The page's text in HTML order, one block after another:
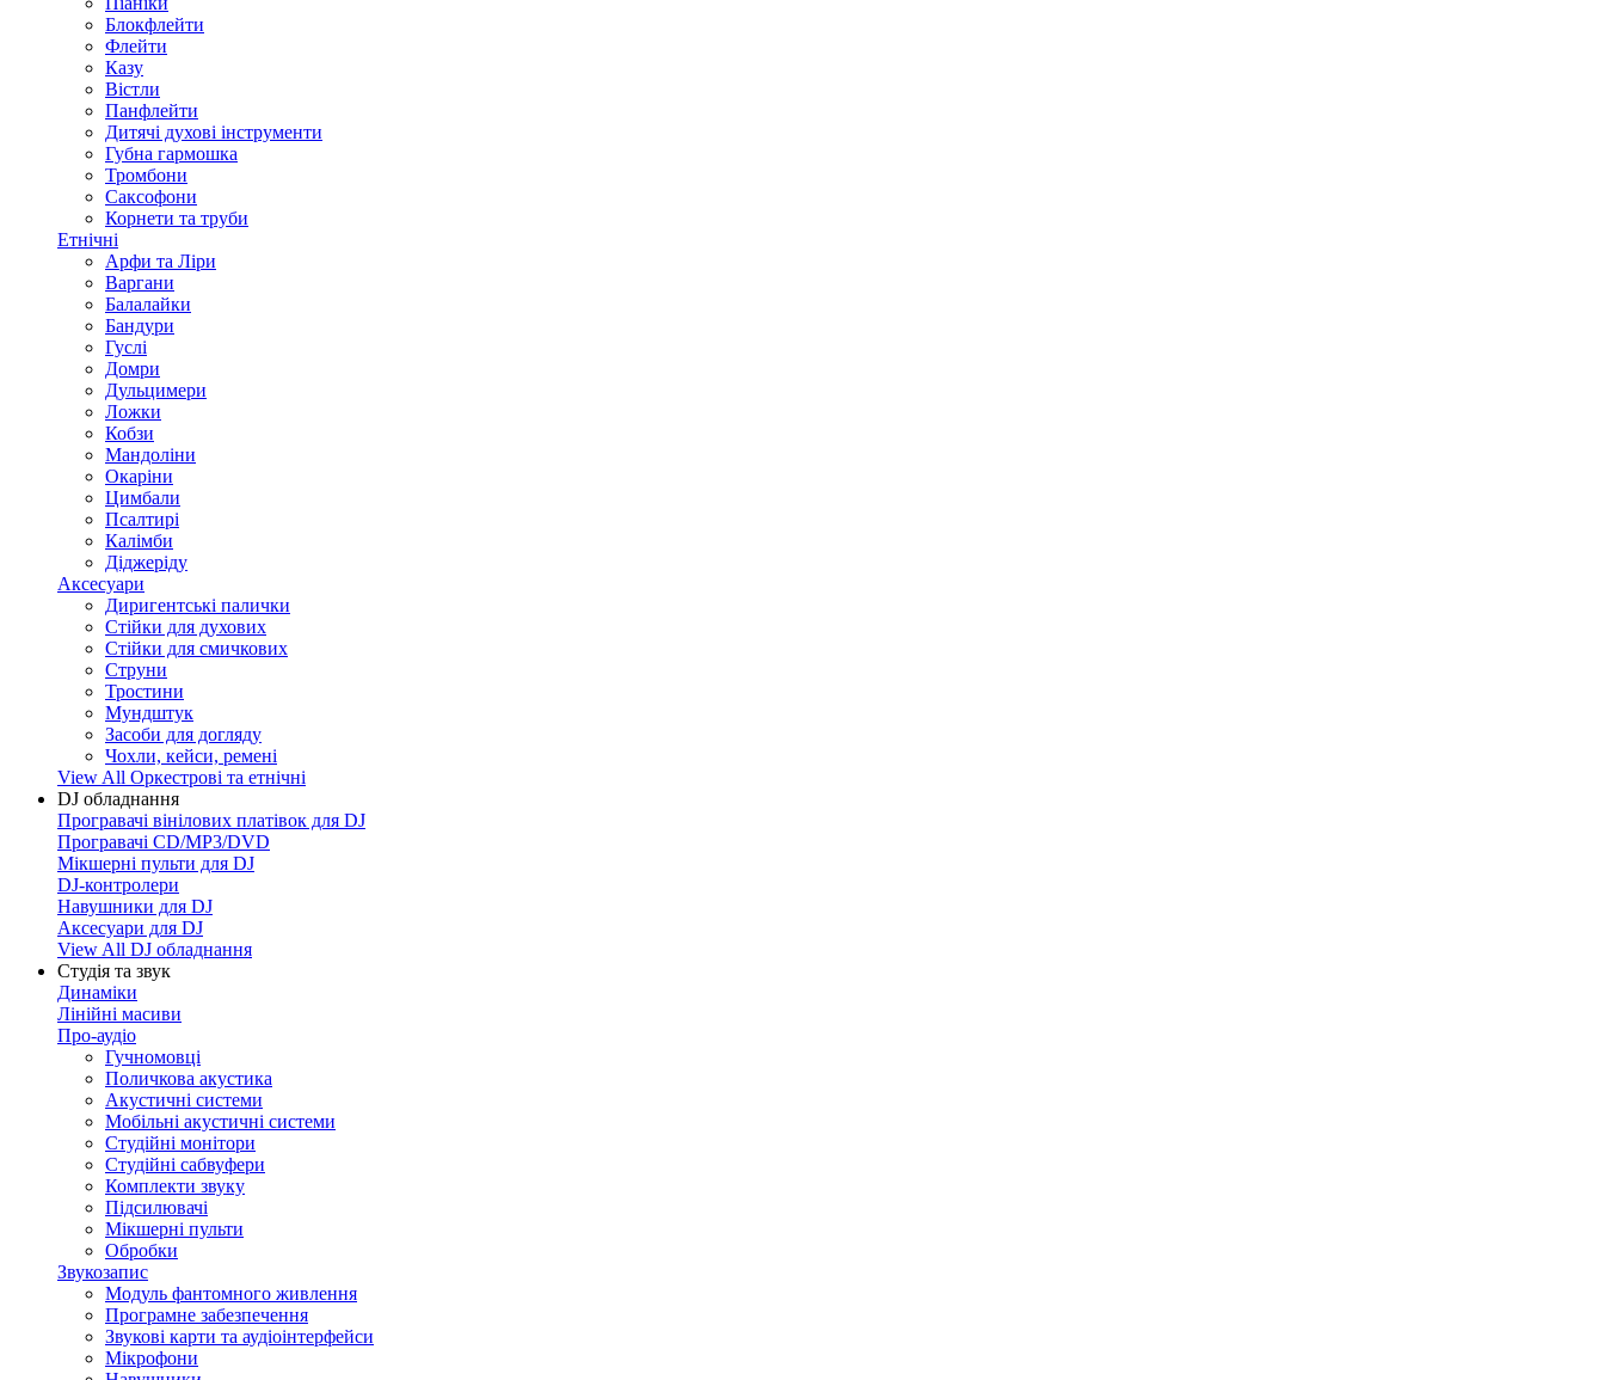
Блокфлейти
Флейти
Казу
Вістли
Панфлейти
Дитячі духові інструменти
Губна гармошка
Тромбони
Саксофони
Корнети та труби
Етнічні
Арфи та Ліри
Варгани
Балалайки
Бандури
Гуслі
Домри
Дульцимери
Ложки
Кобзи
Мандоліни
Окаріни
Цимбали
Псалтирі
Калімби
Діджеріду
Аксесуари
Диригентські палички
Стійки для духових
Стійки для смичкових
Струни
Тростини
Мундштук
Засоби для догляду
Чохли, кейси, ремені
View All Оркестрові та етнічні
DJ обладнання
Програвачі вінілових платівок для DJ
Програвачі CD/MP3/DVD
Мікшерні пульти для DJ
DJ-контролери
Навушники для DJ
Аксесуари для DJ
View All DJ обладнання
Студія та звук
Динаміки
Лінійні масиви
Про-аудіо
Гучномовці
Поличкова акустика
Акустичні системи
Мобільні акустичні системи
Студійні монітори
Студійні сабвуфери
Комплекти звуку
Підсилювачі
Мікшерні пульти
Обробки
Звукозапис
Модуль фантомного живлення
Програмне забезпечення
Звукові карти та аудіоінтерфейси
Мікрофони